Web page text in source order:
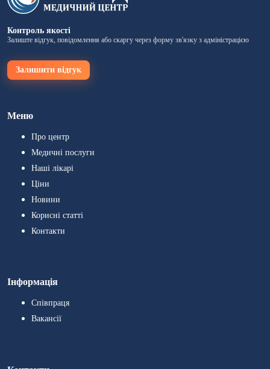
Контроль якості
Залиште відгук, повідомлення або скаргу через форму зв'язку з адміністрацією
Залишити відгук
Меню
Про центр
Медичні послуги
Наші лікарі
Ціни
Новини
Корисні статті
Контакти
Інформація
Співпраця
Вакансії